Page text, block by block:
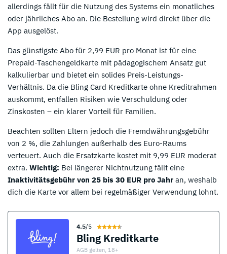
allerdings fällt für die Nutzung des Systems ein monatliches
oder jährliches Abo an. Die Bestellung wird direkt über die
App ausgelöst.
Das günstigste Abo für 2,99 EUR pro Monat ist für eine
Prepaid-Taschengeldkarte mit pädagogischem Ansatz gut
kalkulierbar und bietet ein solides Preis-Leistungs-
Verhältnis. Da die Bling Card Kreditkarte ohne Kreditrahmen
auskommt, entfallen Risiken wie Verschuldung oder
Zinskosten – ein klarer Vorteil für Familien.
Beachten sollten Eltern jedoch die Fremdwährungsgebühr
von 2 %, die Zahlungen außerhalb des Euro-Raums
verteuert. Auch die Ersatzkarte kostet mit 9,99 EUR moderat
extra. Wichtig: Bei längerer Nichtnutzung fällt eine
Inaktivitätsgebühr von 25 bis 30 EUR pro Jahr an, weshalb
dich die Karte vor allem bei regelmäßiger Verwendung lohnt.
4.5/5
Bling Kreditkarte
AGB gelten, 18+